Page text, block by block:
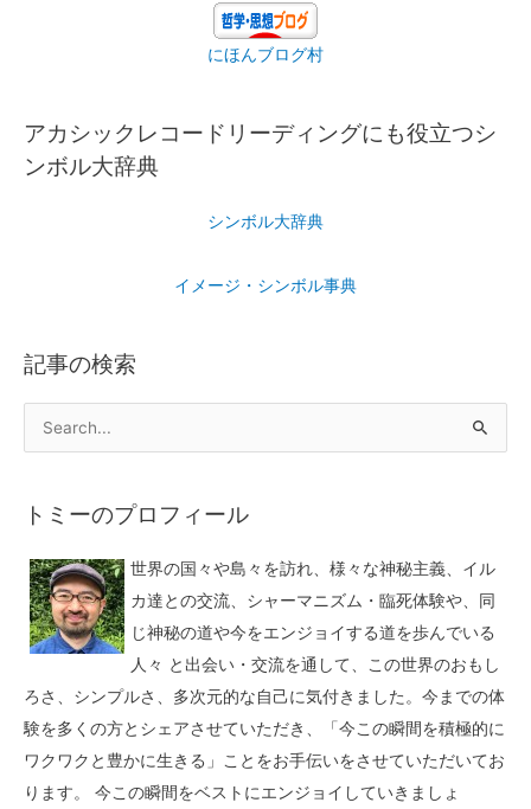
にほんブログ村
アカシックレコードリーディングにも役立つシ
ンボル大辞典
シンボル大辞典
イメージ・シンボル事典
記事の検索
トミーのプロフィール
世界の国々や島々を訪れ、様々な神秘主義、イル
カ達との交流、シャーマニズム・臨死体験や、同
じ神秘の道や今をエンジョイする道を歩んでいる
人々 と出会い・交流を通して、この世界のおもし
ろさ、シンプルさ、多次元的な自己に気付きました。今までの体
験を多くの方とシェアさせていただき、「今この瞬間を積極的に
ワクワクと豊かに生きる」ことをお手伝いをさせていただいてお
ります。 今この瞬間をベストにエンジョイしていきましょ